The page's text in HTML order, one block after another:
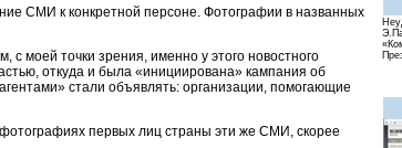
СМИ к конкретной персоне. Фотографии в названных
моей точки зрения, именно у этого новостного
откуда и была «инициирована» кампания об
стали объявлять: организации, помогающие
первых лиц страны эти же СМИ, скорее